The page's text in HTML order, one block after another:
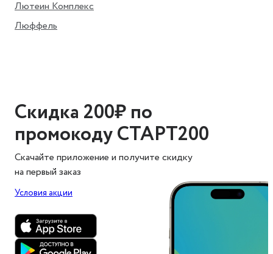
Лютеин Комплекс
Люффель
Скидка 200₽ по
промокоду СТАРТ200
Скачайте приложение и получите скидку
на первый заказ
Условия акции